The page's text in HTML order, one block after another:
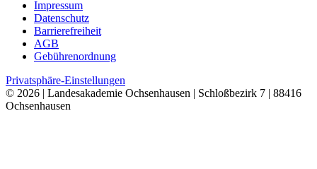
Impressum
Datenschutz
Barrierefreiheit
AGB
Gebührenordnung
Privatsphäre-Einstellungen
© 2026 | Landesakademie Ochsenhausen | Schloßbezirk 7 | 88416
Ochsenhausen